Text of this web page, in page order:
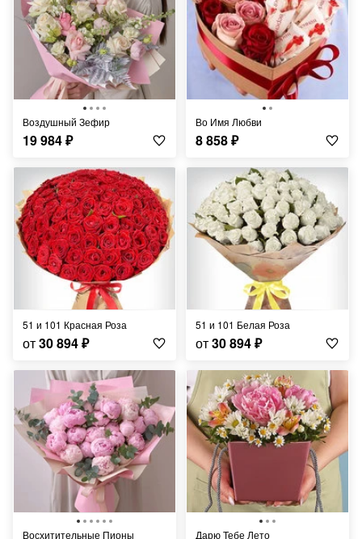
Воздушный Зефир
19 984₽
Во Имя Любви
8 858₽
51 и 101 Красная Роза
от30 894₽
51 и 101 Белая Роза
от30 894₽
Восхитительные Пионы Дарю Тебе Лето